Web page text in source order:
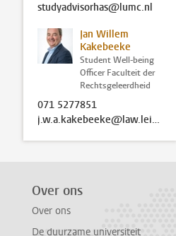
studyadvisorhas@lumc.nl
Jan Willem
Kakebeeke
Student Well-being
Officer Faculteit der
Rechtsgeleerdheid
071 5277851
j.w.a.kakebeeke@law.leidenuniv.nl
Over ons
Over ons
De duurzame universiteit